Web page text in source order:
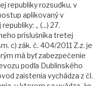
republiky rozsudku, v
aplikovaný v
„ (...) 27.
príslušníka tretej
c) zák. č. 404/2011 Z.z. je
má byť zabezpečenie
podľa Dublinského
zaistenia vychádza z čl.